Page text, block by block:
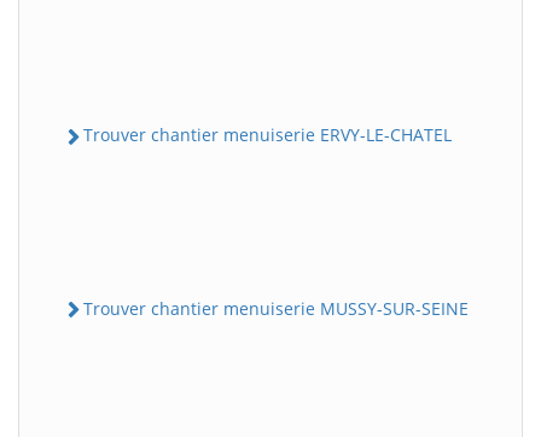
Trouver chantier menuiserie ERVY-LE-CHATEL
Trouver chantier menuiserie MUSSY-SUR-SEINE